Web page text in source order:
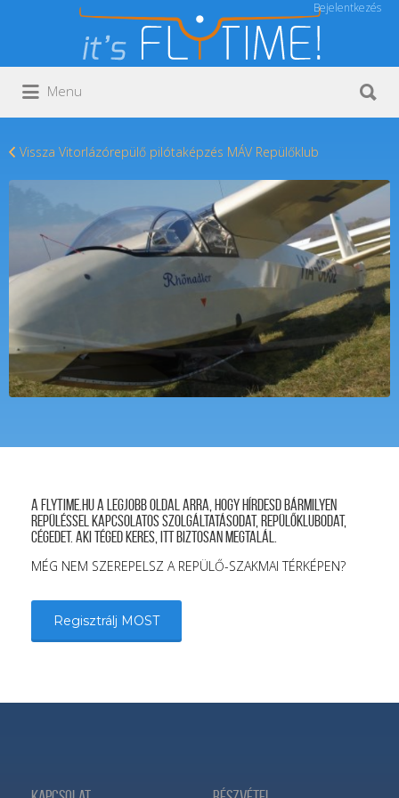
Bejelentkezés
Keresés:
Menu
Vissza Vitorlázórepülő pilótaképzés MÁV Repülőklub
A FLYTIME.HU a legjobb oldal arra, hogy hírdesd bármilyen
repüléssel kapcsolatos szolgáltatásodat, repülőklubodat,
cégedet. Aki téged keres, itt biztosan megtalál.
MÉG NEM SZEREPELSZ A REPÜLŐ-SZAKMAI TÉRKÉPEN?
Regisztrálj MOST